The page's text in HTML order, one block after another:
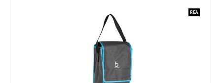
REA